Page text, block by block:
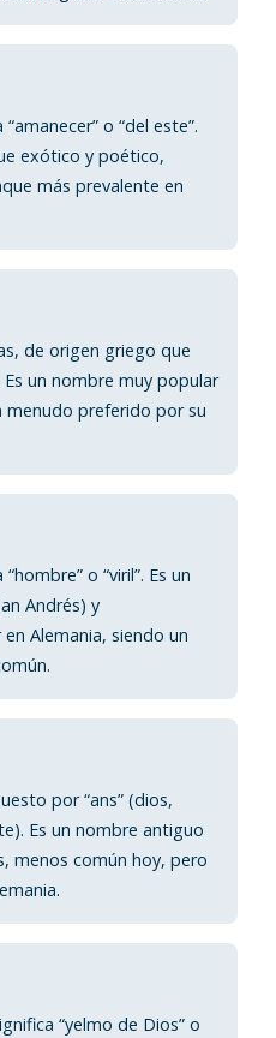
o “del este”.
exótico y poético,
más prevalente en
de origen griego que
Es un nombre muy popular
menudo preferido por su
o “viril”. Es un
Andrés) y
Alemania, siendo un
por “ans” (dios,
Es un nombre antiguo
menos común hoy, pero
“yelmo de Dios” o